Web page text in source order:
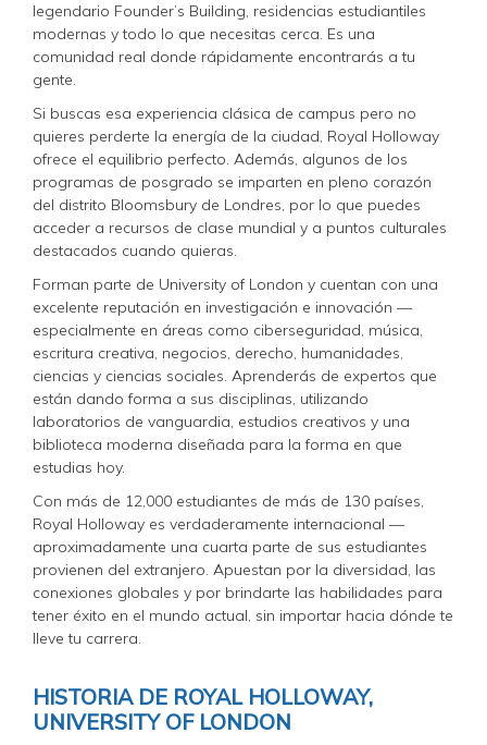
legendario Founder’s Building, residencias estudiantiles
modernas y todo lo que necesitas cerca. Es una
comunidad real donde rápidamente encontrarás a tu
gente.
Si buscas esa experiencia clásica de campus pero no
quieres perderte la energía de la ciudad, Royal Holloway
ofrece el equilibrio perfecto. Además, algunos de los
programas de posgrado se imparten en pleno corazón
del distrito Bloomsbury de Londres, por lo que puedes
acceder a recursos de clase mundial y a puntos culturales
destacados cuando quieras.
Forman parte de University of London y cuentan con una
excelente reputación en investigación e innovación —
especialmente en áreas como ciberseguridad, música,
escritura creativa, negocios, derecho, humanidades,
ciencias y ciencias sociales. Aprenderás de expertos que
están dando forma a sus disciplinas, utilizando
laboratorios de vanguardia, estudios creativos y una
biblioteca moderna diseñada para la forma en que
estudias hoy.
Con más de 12,000 estudiantes de más de 130 países,
Royal Holloway es verdaderamente internacional —
aproximadamente una cuarta parte de sus estudiantes
provienen del extranjero. Apuestan por la diversidad, las
conexiones globales y por brindarte las habilidades para
tener éxito en el mundo actual, sin importar hacia dónde te
lleve tu carrera.
HISTORIA DE ROYAL HOLLOWAY,
UNIVERSITY OF LONDON